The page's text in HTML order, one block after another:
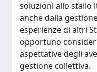
soluzioni allo stallo
anche dalla
esperienze di altri
opportuno
aspettative degli
gestione collettiva.